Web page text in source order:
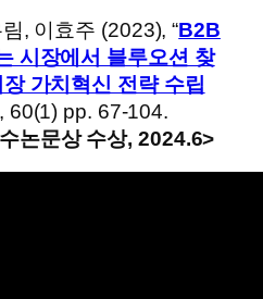
, 이효주 (2023), “B2B
시장에서 블루오션 찾
가치혁신 전략 수립
60(1) pp. 67-104.
논문상 수상, 2024.6>